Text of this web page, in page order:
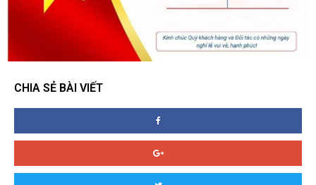
CHIA SẺ BÀI VIẾT